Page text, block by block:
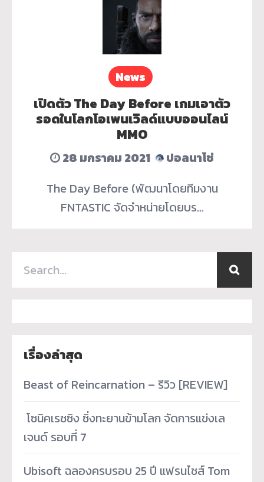
News
เปิดตัว The Day Before เกมเอาตัว
รอดในโลกโอเพนเวิลด์แบบออนไลน์
MMO
28 มกราคม 2021
ปอลนาโช่
The Day Before (พัฒนาโดยทีมงาน
FNTASTIC จัดจำหน่ายโดยบร…
เรื่องล่าสุด
Beast of Reincarnation – รีวิว [REVIEW]
­ โซนิคเรซซิง ซิ่งทะยานข้ามโลก จัดการแข่งเล
เจนด์ รอบที่ 7
Ubisoft ฉลองครบรอบ 25 ปี แฟรนไชส์ Tom